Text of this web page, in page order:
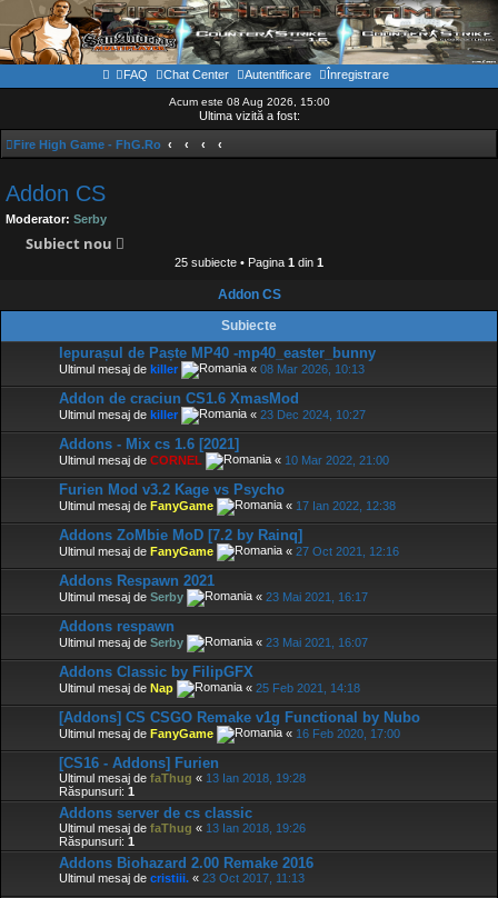
FAQ Chat Center Autentificare Înregistrare
Acum este 08 Aug 2026, 15:00
Ultima vizită a fost:
Fire High Game - FhG.Ro
Addon CS
Moderator: Serby
Subiect nou
25 subiecte • Pagina 1 din 1
Addon CS
Subiecte
Iepurașul de Paște MP40 -mp40_easter_bunny
Ultimul mesaj de killer « 08 Mar 2026, 10:13
Addon de craciun CS1.6 XmasMod
Ultimul mesaj de killer « 23 Dec 2024, 10:27
Addons - Mix cs 1.6 [2021]
Ultimul mesaj de CORNEL « 10 Mar 2022, 21:00
Furien Mod v3.2 Kage vs Psycho
Ultimul mesaj de FanyGame « 17 Ian 2022, 12:38
Addons ZoMbie MoD [7.2 by Rainq]
Ultimul mesaj de FanyGame « 27 Oct 2021, 12:16
Addons Respawn 2021
Ultimul mesaj de Serby « 23 Mai 2021, 16:17
Addons respawn
Ultimul mesaj de Serby « 23 Mai 2021, 16:07
Addons Classic by FilipGFX
Ultimul mesaj de Nap « 25 Feb 2021, 14:18
[Addons] CS CSGO Remake v1g Functional by Nubo
Ultimul mesaj de FanyGame « 16 Feb 2020, 17:00
[CS16 - Addons] Furien
Ultimul mesaj de faThug « 13 Ian 2018, 19:28
Răspunsuri: 1
Addons server de cs classic
Ultimul mesaj de faThug « 13 Ian 2018, 19:26
Răspunsuri: 1
Addons Biohazard 2.00 Remake 2016
Ultimul mesaj de cristiii. « 23 Oct 2017, 11:13